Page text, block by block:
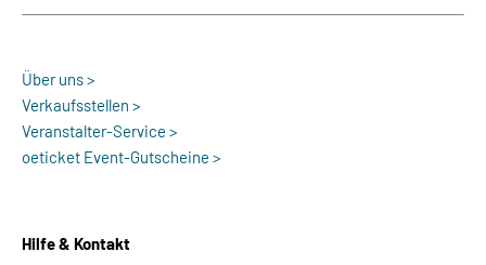
Über uns >
Verkaufsstellen >
Veranstalter-Service >
oeticket Event-Gutscheine >
Hilfe & Kontakt